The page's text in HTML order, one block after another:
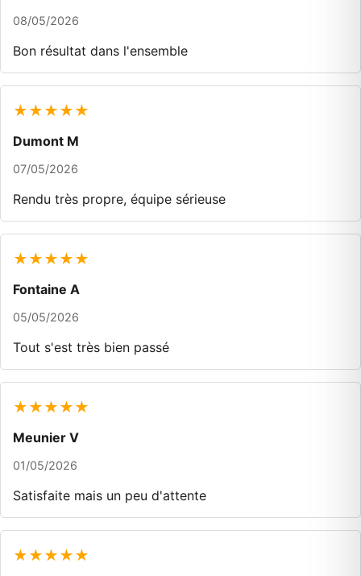
08/05/2026
Bon résultat dans l'ensemble
★★★★★
Dumont M
07/05/2026
Rendu très propre, équipe sérieuse
★★★★★
Fontaine A
05/05/2026
Tout s'est très bien passé
★★★★★
Meunier V
01/05/2026
Satisfaite mais un peu d'attente
★★★★★